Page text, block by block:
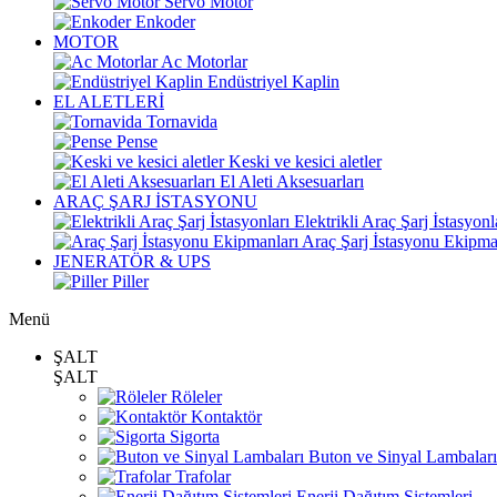
Enkoder
MOTOR
Ac Motorlar
Endüstriyel Kaplin
EL ALETLERİ
Tornavida
Pense
Keski ve kesici aletler
El Aleti Aksesuarları
ARAÇ ŞARJ İSTASYONU
Elektrikli Araç Şarj
Araç Şarj İstasyonu
JENERATÖR & UPS
Piller
Menü
ŞALT
ŞALT
Röleler
Kontaktör
Sigorta
Buton ve Sinyal Lambaları
Trafolar